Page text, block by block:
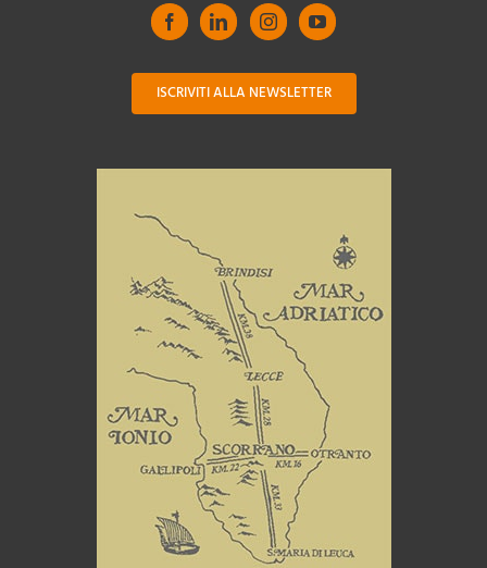
ISCRIVITI ALLA NEWSLETTER